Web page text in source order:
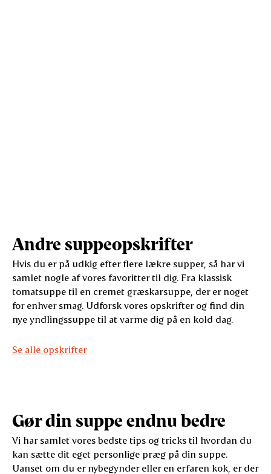
Andre suppeopskrifter
Hvis du er på udkig efter flere lækre supper, så har vi
samlet nogle af vores favoritter til dig. Fra klassisk
tomatsuppe til en cremet græskarsuppe, der er noget
for enhver smag. Udforsk vores opskrifter og find din
nye yndlingssuppe til at varme dig på en kold dag.
Se alle opskrifter
Gør din suppe endnu bedre
Vi har samlet vores bedste tips og tricks til hvordan du
kan sætte dit eget personlige præg på din suppe.
Uanset om du er nybegynder eller en erfaren kok, er der